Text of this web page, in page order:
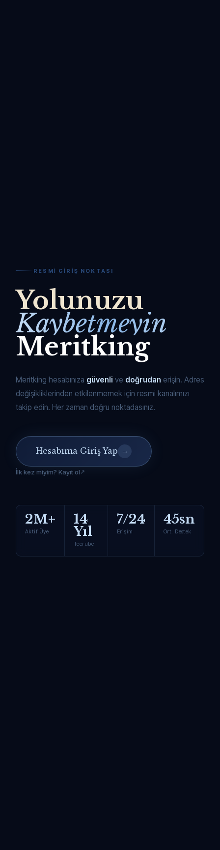
RESMI GIRIŞ NOKTASI
Yolunuzu
Kaybetmeyin
Meritking
Meritking hesabınıza güvenli ve doğrudan erişin. Adres
değişikliklerinden etkilenmemek için resmi kanalımızı
takip edin. Her zaman doğru noktadasınız.
Hesabıma Giriş Yap →
İlk kez miyim? Kayıt ol
2M+
Aktif Üye
14
Yıl
Tecrübe
7/24
Erişim
45sn
Ort. Destek